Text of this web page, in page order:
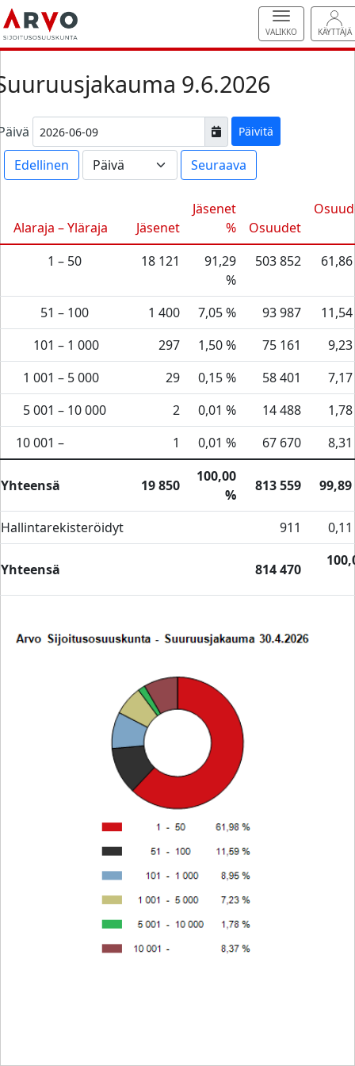
VALIKKO KÄYTTÄJÄ
9.6.2026
Päivitä
Edellinen Seuraava
Alaraja – Yläraja Jäsenet
Jäsenet
%
Osuudet
1 – 50 18 121
91,29
%
503 852
51 – 100 1 400 7,05 % 93 987
101 – 1 000 297 1,50 % 75 161
9,23
1 001 – 5 000 29 0,15 % 58 401
7,17
5 001 – 10 000 2 0,01 % 14 488
10 001 – 1 0,01 % 67 670 8,31
Yhteensä 19 850
100,00
%
813 559 99,89
Hallintarekisteröidyt 911 0,11
Yhteensä 814 470